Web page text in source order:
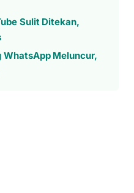
Sulit Ditekan,
WhatsApp Meluncur,